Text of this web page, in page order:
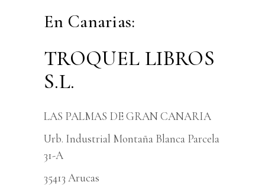
En Canarias:
TROQUEL LIBROS
S.L.
LAS PALMAS DE GRAN CANARIA
Urb. Industrial Montaña Blanca Parcela
31-A
35413 Arucas